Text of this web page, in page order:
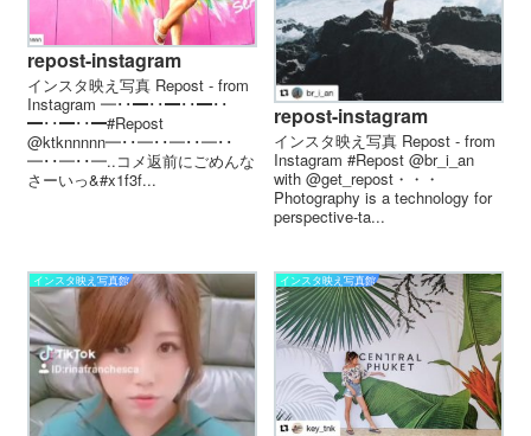
repost-instagram
インスタ映え写真 Repost - from
Instagram ━･･━･･━･･━･･
━･･━･･━ #Repost
@ktknnnnn ━･･━･･━･･━･･
━･･━･･━ . . コメ返前にごめんな
さーいっ&#x1f3f...
repost-instagram
インスタ映え写真 Repost - from
Instagram #Repost @br_i_an
with @get_repost・・・
Photography is a technology for
perspective-ta...
インスタ映え写真館 インスタ映え写真館